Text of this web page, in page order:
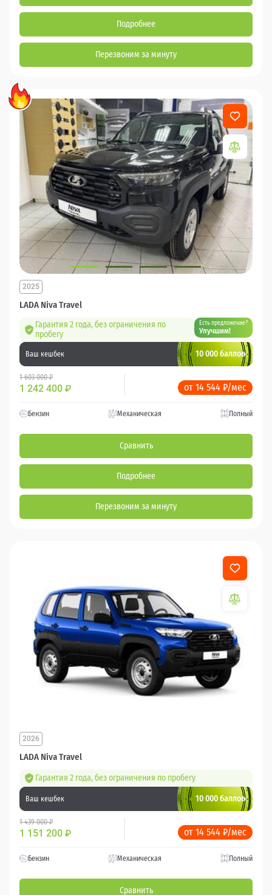
Подробнее
Перезвоним за минуту
LADA Niva Travel
2025
Гарантия 2 года, без ограничения по
пробегу
Есть предложение?
Улучшим!
Ваш кешбек 10 000 баллов
1 603 000 ₽
1 242 400 ₽ от 14 544 ₽/мес
Бензин Механическая Полный
Сравнить
Подробнее
Перезвоним за минуту
LADA Niva Travel
2026
Гарантия 2 года, без ограничения по пробегу
Ваш кешбек 10 000 баллов
1 439 000 ₽
1 151 200 ₽ от 14 544 ₽/мес
Бензин Механическая Полный
Сравнить